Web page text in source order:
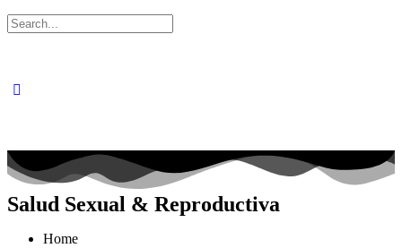
Salud Sexual & Reproductiva
Home